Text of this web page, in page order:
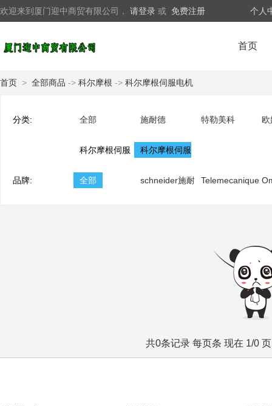
欢迎来到厦门迎中商贸有限公司， 请登录 或 免费注册 个人
首页
首页 > 全部商品 -> 科尔摩根 -> 科尔摩根伺服电机
分类: 全部 施耐德 特勒美科 欧
科尔摩根伺服
驱动器
科尔摩根伺服
电机
品牌: 全部 schneider施耐 Telemecanique
共0条记录 每页条 现在 1/0